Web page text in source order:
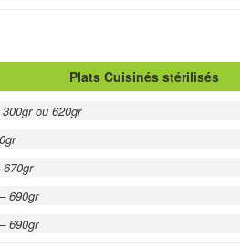
Plats Cuisinés stérilisés
ou 620gr
670gr
– 690gr
– 690gr